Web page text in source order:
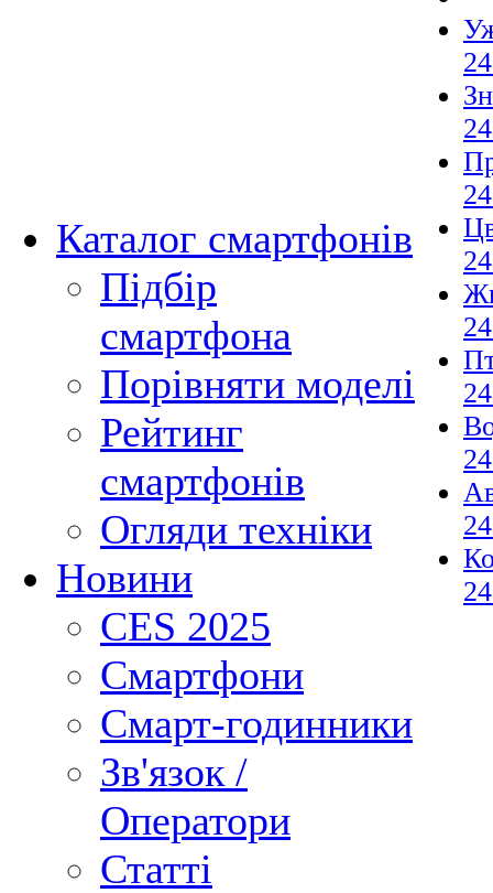
Каталог смартфонів
Підбір
смартфона
Порівняти моделі
Рейтинг
смартфонів
Огляди техніки
Новини
CES 2025
Смартфони
Смарт-годинники
Зв'язок /
Оператори
Статті